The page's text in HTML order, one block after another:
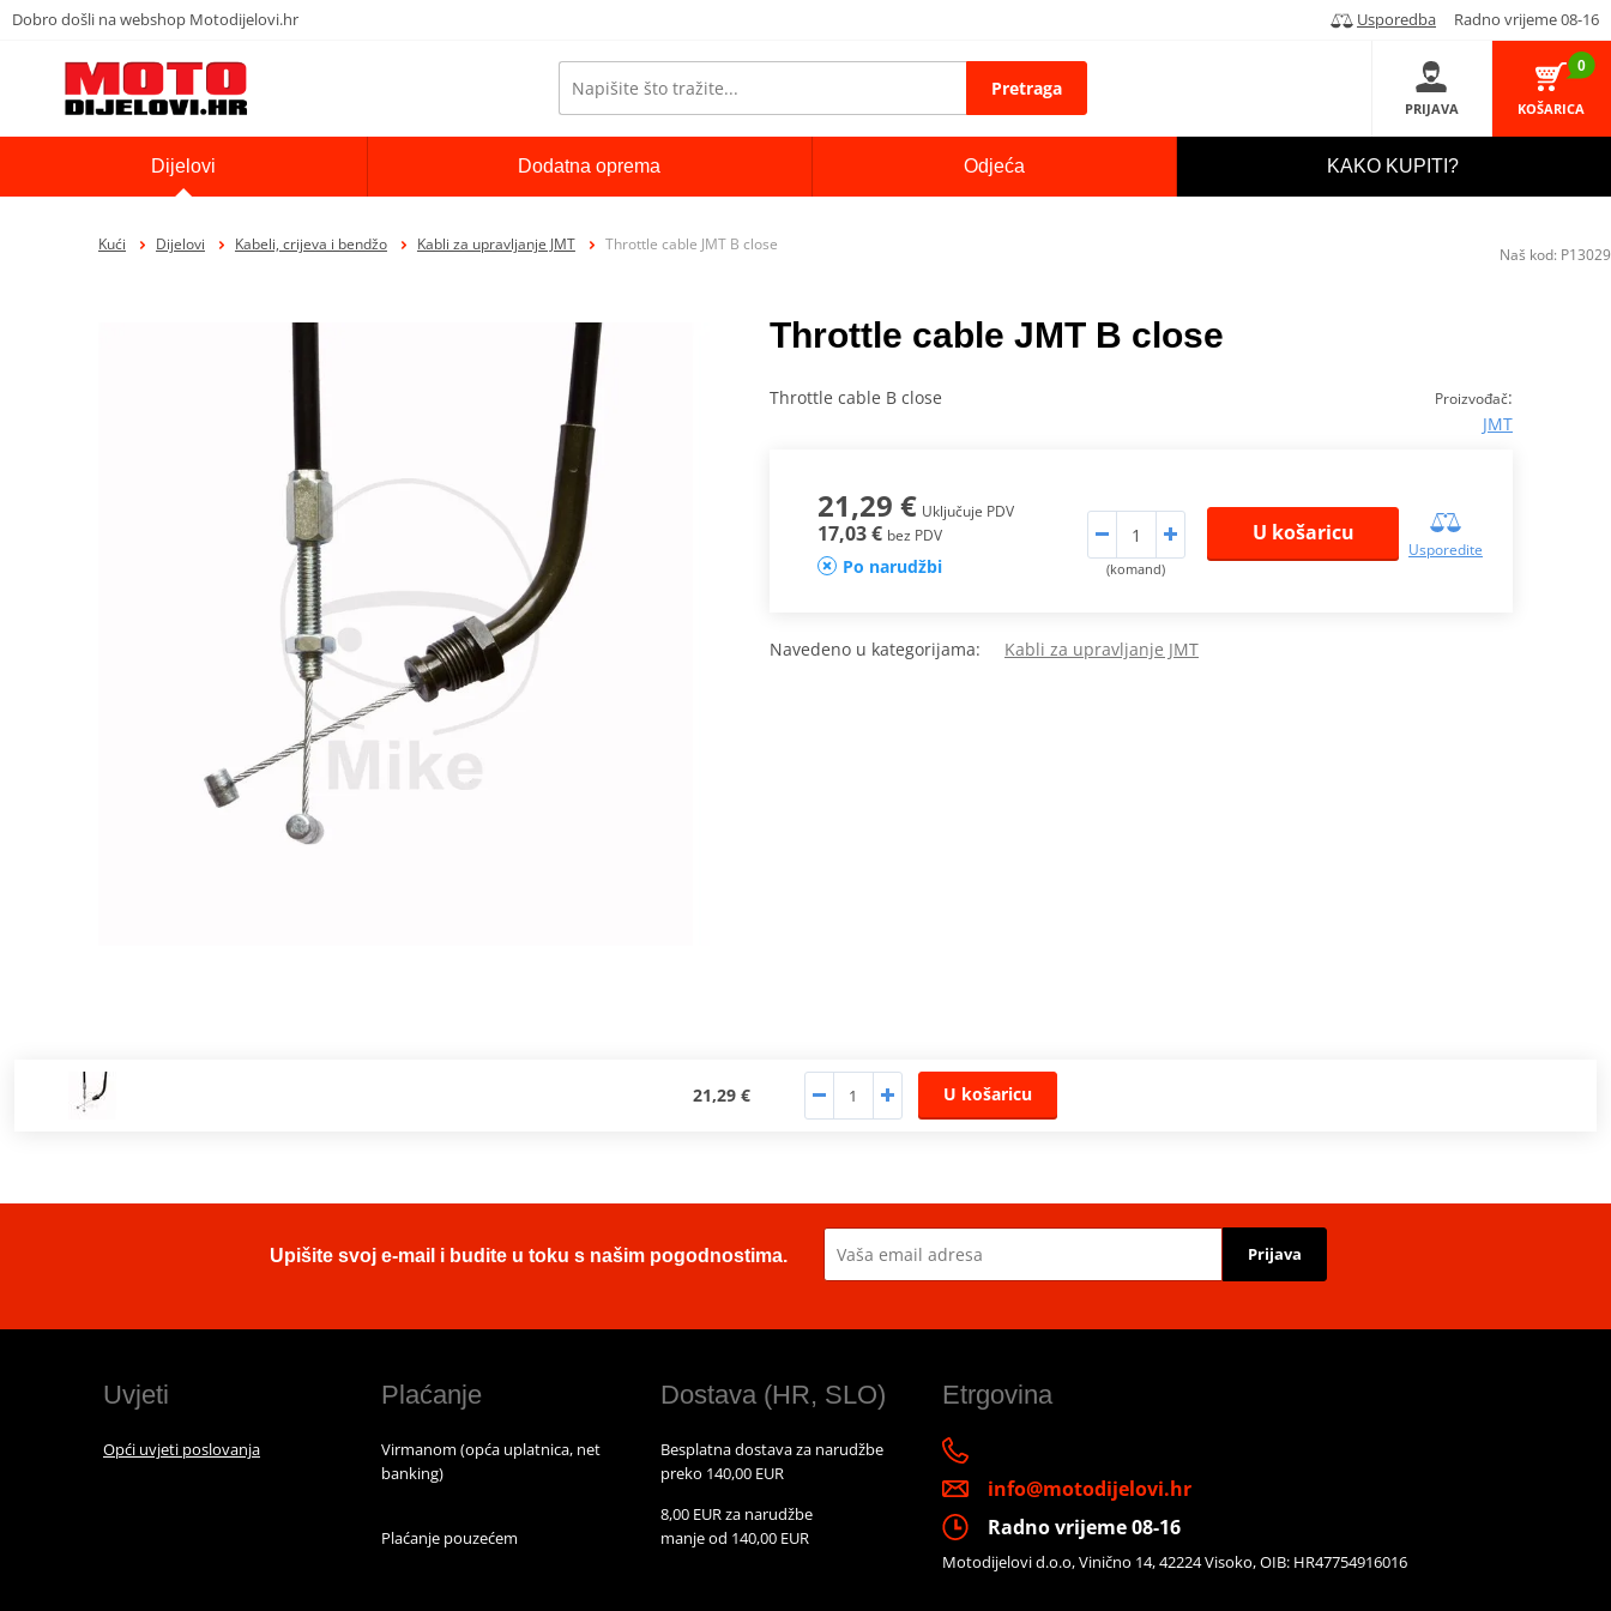
Dobro došli na webshop Motodijelovi.hr Usporedba Radno vrijeme 08-16
Pretraga
PRIJAVA
0
KOŠARICA
Dijelovi Dodatna oprema Odjeća KAKO KUPITI?
Kući Dijelovi Kabeli, crijeva i bendžo Kabli za upravljanje JMT Throttle cable JMT B close
Throttle cable JMT B close
Proizvođač:
JMT
Throttle cable B close
21,29 € Uključuje PDV
17,03 € bez PDV
Po narudžbi (komand)
U košaricu
Usporedite
Navedeno u kategorijama: Kabli za upravljanje JMT
21,29 € U košaricu
Naš kod: P13029
Upišite svoj e-mail i budite u toku s našim pogodnostima. Prijava
Uvjeti
Opći uvjeti poslovanja
Plaćanje
Virmanom (opća uplatnica, net
banking)
Plaćanje pouzećem
Dostava (HR, SLO)
Besplatna dostava za narudžbe
preko 140,00 EUR
8,00 EUR za narudžbe
manje od 140,00 EUR
Etrgovina
info@motodijelovi.hr
Radno vrijeme 08-16
Motodijelovi d.o.o, Vinično 14, 42224 Visoko, OIB: HR47754916016